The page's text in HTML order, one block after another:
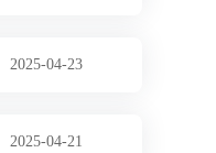
2025-04-23
2025-04-21